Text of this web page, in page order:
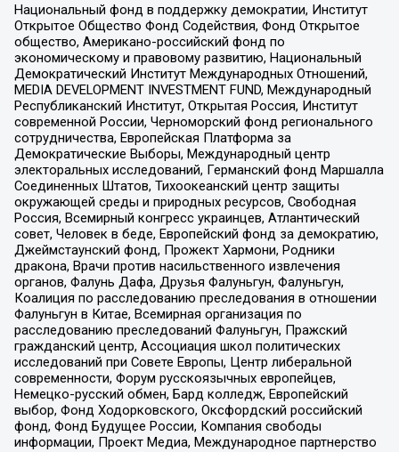
Национальный фонд в поддержку демократии, Институт
Открытое Общество Фонд Содействия, Фонд Открытое
общество, Американо-российский фонд по
экономическому и правовому развитию, Национальный
Демократический Институт Международных Отношений,
MEDIA DEVELOPMENT INVESTMENT FUND, Международный
Республиканский Институт, Открытая Россия, Институт
современной России, Черноморский фонд регионального
сотрудничества, Европейская Платформа за
Демократические Выборы, Международный центр
электоральных исследований, Германский фонд Маршалла
Соединенных Штатов, Тихоокеанский центр защиты
окружающей среды и природных ресурсов, Свободная
Россия, Всемирный конгресс украинцев, Атлантический
совет, Человек в беде, Европейский фонд за демократию,
Джеймстаунский фонд, Прожект Хармони, Родники
дракона, Врачи против насильственного извлечения
органов, Фалунь Дафа, Друзья Фалуньгун, Фалуньгун,
Коалиция по расследованию преследования в отношении
Фалуньгун в Китае, Всемирная организация по
расследованию преследований Фалуньгун, Пражский
гражданский центр, Ассоциация школ политических
исследований при Совете Европы, Центр либеральной
современности, Форум русскоязычных европейцев,
Немецко-русский обмен, Бард колледж, Европейский
выбор, Фонд Ходорковского, Оксфордский российский
фонд, Фонд Будущее России, Компания свободы
информации, Проект Медиа, Международное партнерство